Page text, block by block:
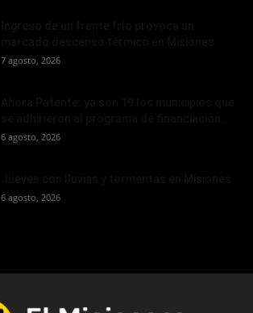
7 agosto, 2026
6 agosto, 2026
6 agosto, 2026